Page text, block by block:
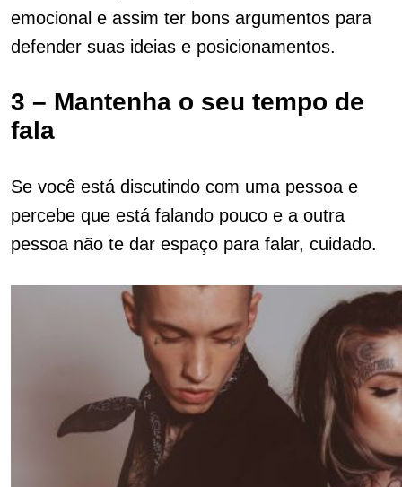
emocional e assim ter bons argumentos para
defender suas ideias e posicionamentos.
3 – Mantenha o seu tempo de
fala
Se você está discutindo com uma pessoa e
percebe que está falando pouco e a outra
pessoa não te dar espaço para falar, cuidado.